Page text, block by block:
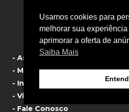
- Política de Privacidade
- Assistência Técnica
- Manual de Produtos
- Informativos
- Vista Explodida
- Fale Conosco
Usamos cookies para
melhorar sua
aprimorar a oferta de
Saiba Mais